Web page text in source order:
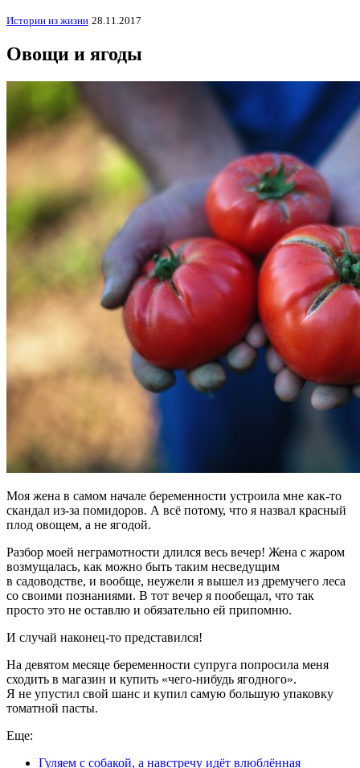
Истории из жизни 28.11.2017
Овощи и ягоды
Моя жена в самом начале беременности устроила мне как-то
скандал из-за помидоров. А всё потому, что я назвал красный
плод овощем, а не ягодой.
Разбор моей неграмотности длился весь вечер! Жена с жаром
возмущалась, как можно быть таким несведущим
в садоводстве, и вообще, неужели я вышел из дремучего леса
со своими познаниями. В тот вечер я пообещал, что так
просто это не оставлю и обязательно ей припомню.
И случай наконец-то представился!
На девятом месяце беременности супруга попросила меня
сходить в магазин и купить «чего-нибудь ягодного».
Я не упустил свой шанс и купил самую большую упаковку
томатной пасты.
Еще:
Гуляем с собакой, а навстречу идёт влюблённая